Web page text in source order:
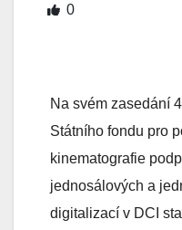
0
Na svém zasedání
Státního fondu pro
kinematografie
jednosálových a
digitalizací v DCI